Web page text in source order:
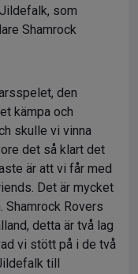
som
Shamrock
den
kämpa och
skulle vi vinna
det så klart det
är att vi får med
Det är mycket
Shamrock Rovers
detta är två lag
vi stött på i de två
till